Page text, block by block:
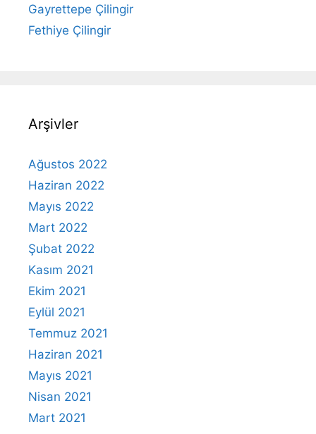
Gayrettepe Çilingir
Fethiye Çilingir
Arşivler
Ağustos 2022
Haziran 2022
Mayıs 2022
Mart 2022
Şubat 2022
Kasım 2021
Ekim 2021
Eylül 2021
Temmuz 2021
Haziran 2021
Mayıs 2021
Nisan 2021
Mart 2021